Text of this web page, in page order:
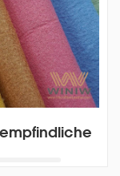
Streifenfreies,